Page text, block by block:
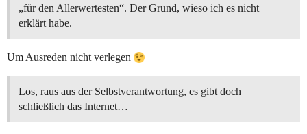
„für den Allerwertesten“. Der Grund, wieso ich es nicht
erklärt habe.
Um Ausreden nicht verlegen
Los, raus aus der Selbstverantwortung, es gibt doch
schließlich das Internet…